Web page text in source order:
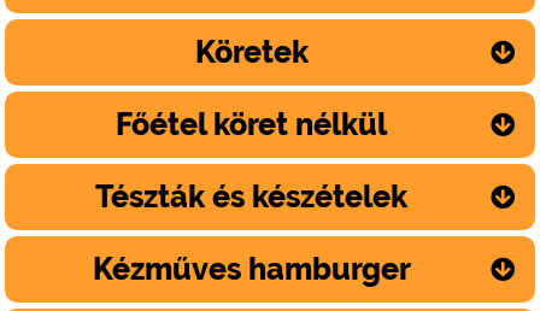
Köretek
Főétel köret nélkül
Tészták és készételek
Kézműves hamburger